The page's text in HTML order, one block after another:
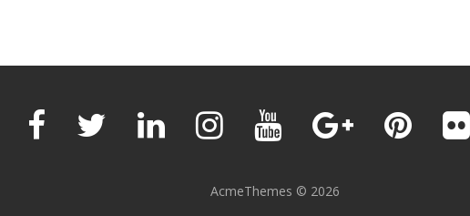
AcmeThemes © 2026